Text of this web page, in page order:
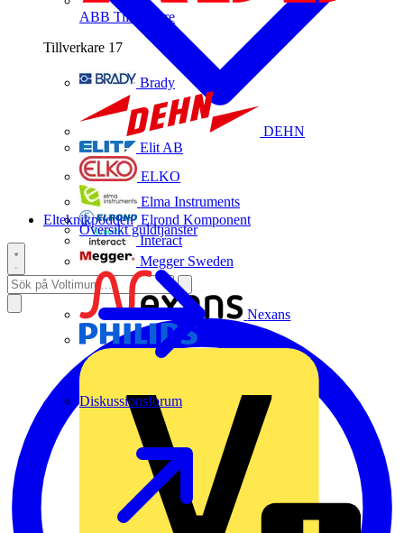
ABB Tillverkare
Tillverkare 17
Brady
DEHN
Elit AB
ELKO
Elma Instruments
Elrond Komponent
Interact
Megger Sweden
Nexans
Översikt guldtjänster
Diskussionsforum
Elteknikpodden